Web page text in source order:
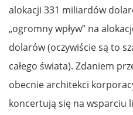
alokacji 331 miliardów
„ogromny wpływ” na
dolarów (oczywiście są to
całego świata). Zdaniem
obecnie architekci
koncertują się na wsparciu